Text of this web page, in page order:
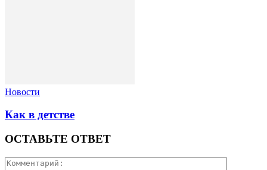
Новости
Как в детстве
ОСТАВЬТЕ ОТВЕТ